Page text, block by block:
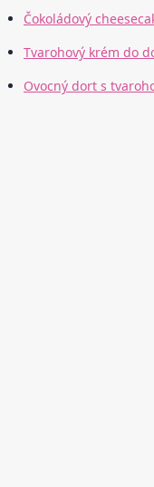
Čokoládový
Tvarohový krém do
Ovocný dort s